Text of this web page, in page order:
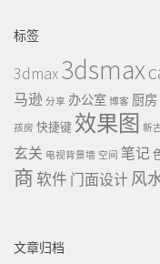
标签
3dmax3dsmax
马逊 分享 办公室 博客 厨房
孩房 快捷键 效果图 新
玄关 电视背景墙 空间 笔记
商软件 门面设计 风
文章归档